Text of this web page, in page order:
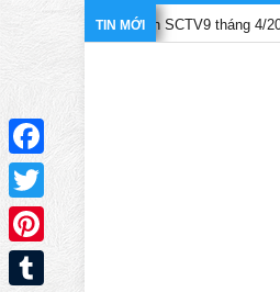
TIN MỚI
kênh SCTV9 tháng 4/2025
Facebook
Twitter
Pinterest